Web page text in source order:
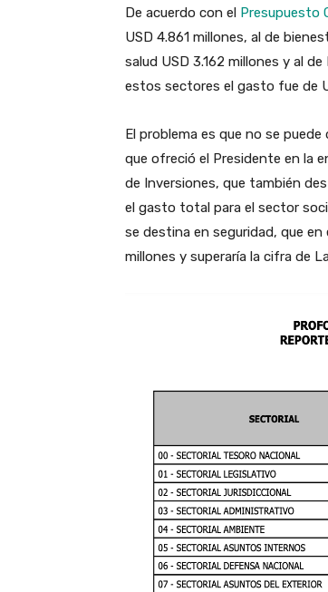
De acuerdo con el Presupuesto
USD 4.861 millones, al de
salud USD 3.162 millones y al
estos sectores el gasto fue de
El problema es que no se
que ofreció el Presidente en la
de Inversiones, que también
el gasto total para el sector
se destina en seguridad, que en
millones y superaría la cifra de